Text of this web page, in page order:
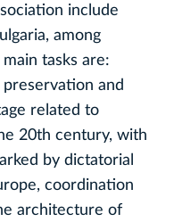
include
among
tasks are:
and
related to
20th century, with
by dictatorial
coordination
architecture of